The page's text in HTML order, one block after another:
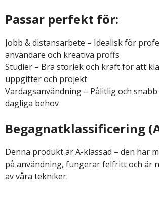
Passar perfekt för:
Jobb & distansarbete – Idealisk för
användare och kreativa proffs
Studier – Bra storlek och kraft för att
uppgifter och projekt
Vardagsanvändning – Pålitlig och
dagliga behov
Begagnatklassificering
Denna produkt är A-klassad – den har
på användning, fungerar felfritt och är
av våra tekniker.